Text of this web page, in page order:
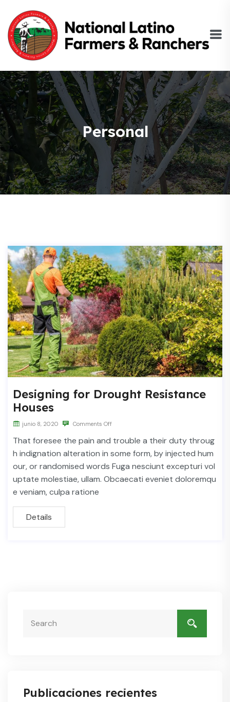
Personal
Designing for Drought Resistance
Houses
junio 8, 2020 Comments Off
That foresee the pain and trouble a their duty throug
h indignation alteration in some form, by injected hum
our, or randomised words Fuga nesciunt excepturi vol
uptate molestiae, ullam. Obcaecati eveniet doloremqu
e veniam, culpa ratione
Details
Publicaciones recientes